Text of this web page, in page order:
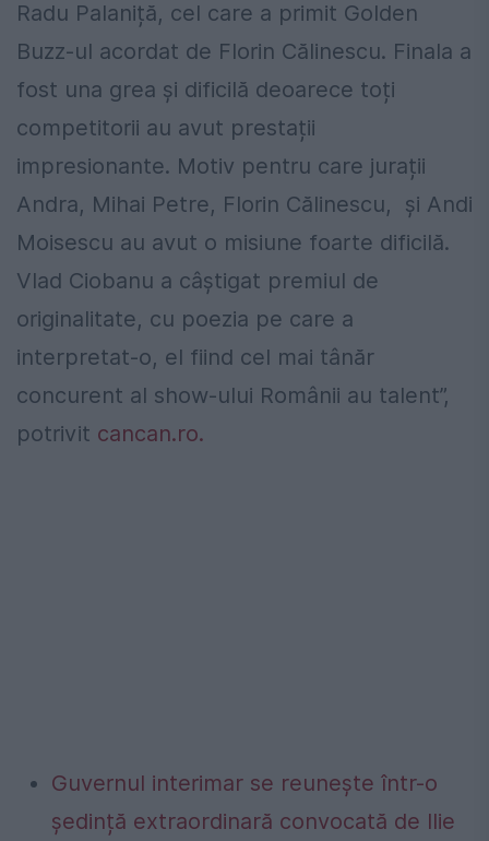
Radu Palaniță, cel care a primit Golden
Buzz-ul acordat de Florin Călinescu. Finala a
fost una grea și dificilă deoarece toți
competitorii au avut prestații
impresionante. Motiv pentru care jurații
Andra, Mihai Petre, Florin Călinescu, și Andi
Moisescu au avut o misiune foarte dificilă.
Vlad Ciobanu a câștigat premiul de
originalitate, cu poezia pe care a
interpretat-o, el fiind cel mai tânăr
concurent al show-ului Românii au talent”,
potrivit cancan.ro.
Guvernul interimar se reunește într-o
ședință extraordinară convocată de Ilie